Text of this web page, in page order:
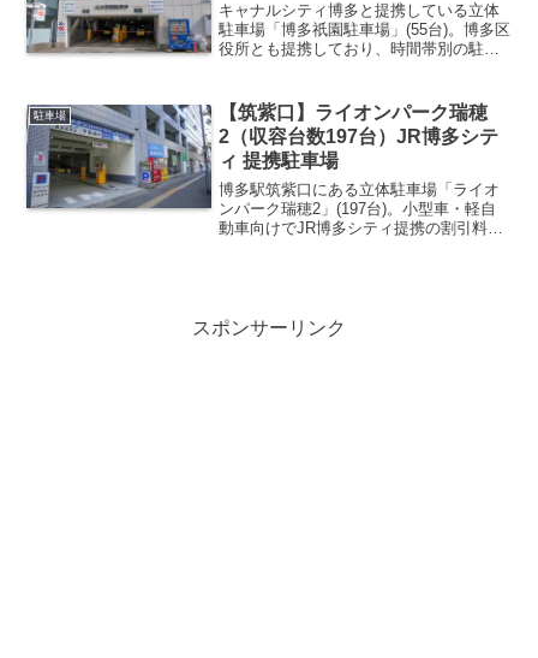
キャナルシティ博多と提携している立体
駐車場「博多祇園駐車場」(55台)。博多区
役所とも提携しており、時間帯別の駐車
駐車場
【筑紫口】ライオンパーク瑞穂
2（収容台数197台）JR博多シテ
ィ 提携駐車場
博多駅筑紫口にある立体駐車場「ライオ
ンパーク瑞穂2」(197台)。小型車・軽自
動車向けでJR博多シティ提携の割引料金
スポンサーリンク